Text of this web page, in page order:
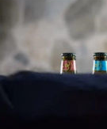
Contatti